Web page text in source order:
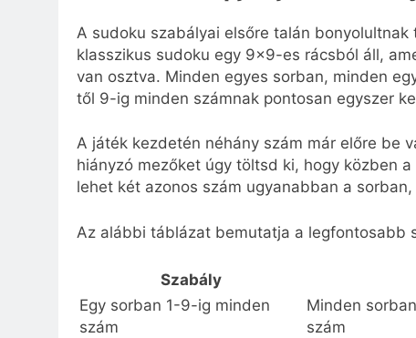
A sudoku szabályai elsőre talán
klasszikus sudoku egy 9×9-es rácsból áll,
van osztva. Minden egyes sorban, minden
től 9-ig minden számnak pontosan egyszer
A játék kezdetén néhány szám már előre be
hiányzó mezőket úgy töltsd ki, hogy közben
lehet két azonos szám ugyanabban a
Az alábbi táblázat bemutatja a legfontosabb
Szabály
Egy sorban 1-9-ig minden
szám
Minden
szám